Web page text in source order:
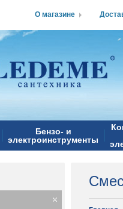
Бензо- и
электроинструменты
О магазине